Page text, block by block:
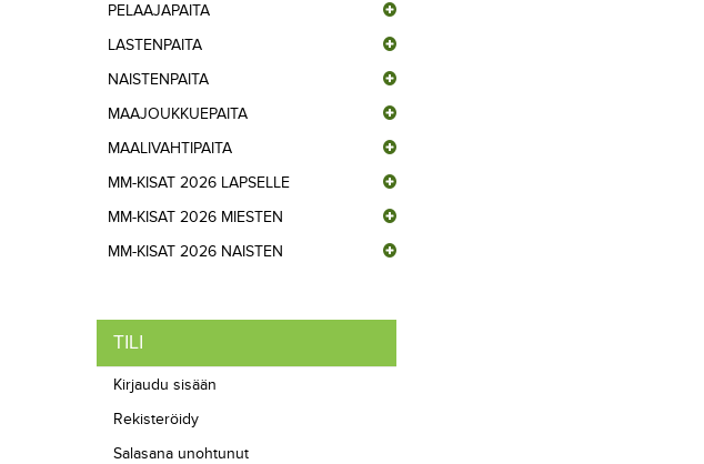
PELAAJAPAITA
LASTENPAITA
NAISTENPAITA
MAAJOUKKUEPAITA
MAALIVAHTIPAITA
MM-KISAT 2026 LAPSELLE
MM-KISAT 2026 MIESTEN
MM-KISAT 2026 NAISTEN
TILI
Kirjaudu sisään
Rekisteröidy
Salasana unohtunut